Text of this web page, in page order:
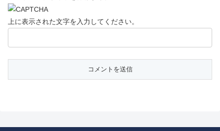
上に表示された文字を入力してください。